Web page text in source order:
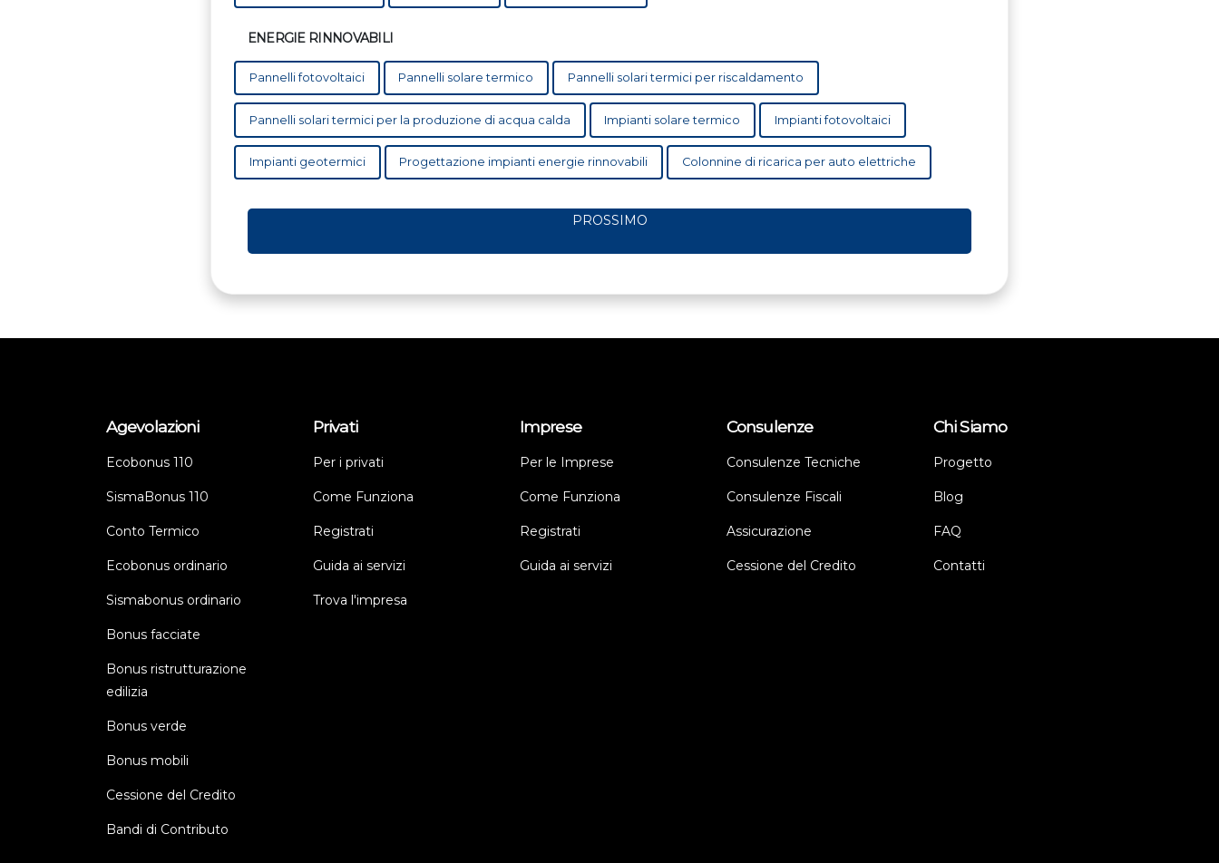
ENERGIE RINNOVABILI
Pannelli fotovoltaici Pannelli solare termico Pannelli solari termici per riscaldamento
Pannelli solari termici per la produzione di acqua calda Impianti solare termico Impianti fotovoltaici
Impianti geotermici Progettazione impianti energie rinnovabili Colonnine di ricarica per auto elettriche
PROSSIMO
Agevolazioni
Ecobonus 110
SismaBonus 110
Conto Termico
Ecobonus ordinario
Sismabonus ordinario
Bonus facciate
Bonus ristrutturazione
edilizia
Bonus verde
Bonus mobili
Cessione del Credito
Bandi di Contributo
Privati
Per i privati
Come Funziona
Registrati
Guida ai servizi
Trova l'impresa
Imprese
Per le Imprese
Come Funziona
Registrati
Guida ai servizi
Consulenze
Consulenze Tecniche
Consulenze Fiscali
Assicurazione
Cessione del Credito
Chi Siamo
Progetto
Blog
FAQ
Contatti